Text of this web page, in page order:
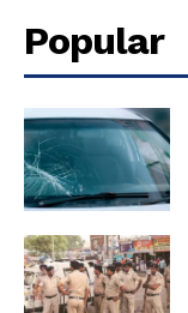
Popular